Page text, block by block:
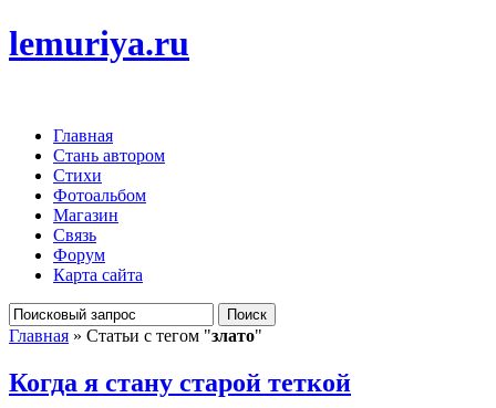
lemuriya.ru
Главная
Стань автором
Стихи
Фотоальбом
Магазин
Связь
Форум
Карта сайта
Главная » Статьи с тегом "злато"
Когда я стану старой теткой